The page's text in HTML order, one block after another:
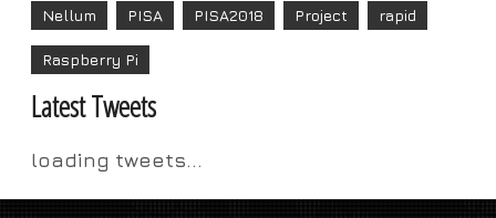
Nellum PISA PISA2018 Project rapid
Raspberry Pi
Latest Tweets
loading tweets...